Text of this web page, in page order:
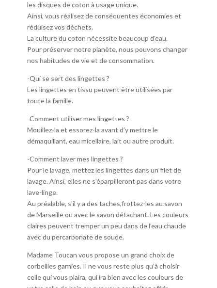
les disques de coton à usage unique.
Ainsi, vous réalisez de conséquentes économies et
réduisez vos déchets.
La culture du coton nécessite beaucoup d’eau.
Pour préserver notre planète, nous pouvons changer
nos habitudes de vie et de consommation.
-Qui se sert des lingettes ?
Les lingettes en tissu peuvent être utilisées par
toute la famille.
-Comment utiliser mes lingettes ?
Mouillez-la et essorez-la avant d’y mettre le
démaquillant, eau micellaire, lait ou autre produit.
-Comment laver mes lingettes ?
Pour le lavage, mettez les lingettes dans un filet de
lavage. Ainsi, elles ne s’éparpilleront pas dans votre
lave-linge.
Au préalable, s’il y a des taches,frottez-les au savon
de Marseille ou avec le savon détachant. Les couleurs
claires peuvent tremper un peu dans de l’eau chaude
avec du percarbonate de soude.
Madame Toucan vous propose un grand choix de
corbeilles garnies. Il ne vous reste plus qu’à choisir
celle qui vous plaira, qui ira bien avec les couleurs de